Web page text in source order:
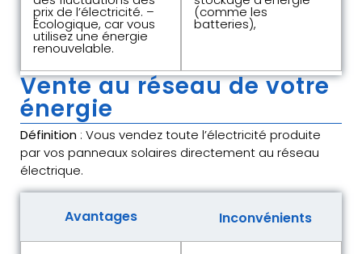
prix de l’électricité. –
Écologique, car vous
utilisez une énergie
renouvelable.
(comme les
batteries),
Vente au réseau de votre
énergie
Définition : Vous vendez toute l’électricité produite
par vos panneaux solaires directement au réseau
électrique.
Avantages Inconvénients